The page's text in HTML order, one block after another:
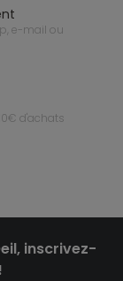
d'achats
inscrivez-